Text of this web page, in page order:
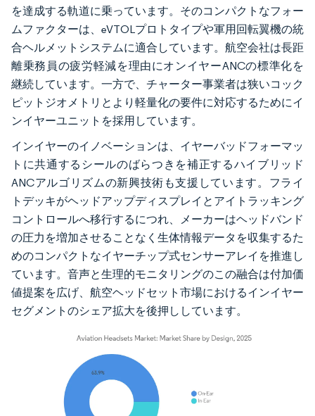
を達成する軌道に乗っています。そのコンパクトなフォー
ムファクターは、eVTOLプロトタイプや軍用回転翼機の統
合ヘルメットシステムに適合しています。航空会社は長距
離乗務員の疲労軽減を理由にオンイヤーANCの標準化を
継続しています。一方で、チャーター事業者は狭いコック
ピットジオメトリとより軽量化の要件に対応するためにイ
ンイヤーユニットを採用しています。
インイヤーのイノベーションは、イヤーバッドフォーマッ
トに共通するシールのばらつきを補正するハイブリッド
ANCアルゴリズムの新興技術も支援しています。フライ
トデッキがヘッドアップディスプレイとアイトラッキング
コントロールへ移行するにつれ、メーカーはヘッドバンド
の圧力を増加させることなく生体情報データを収集するた
めのコンパクトなイヤーチップ式センサーアレイを推進し
ています。音声と生理的モニタリングのこの融合は付加価
値提案を広げ、航空ヘッドセット市場におけるインイヤー
セグメントのシェア拡大を後押ししています。